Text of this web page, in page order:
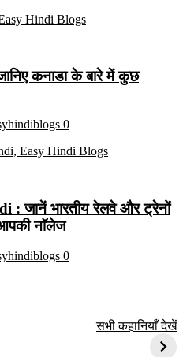
कनाडा के बारे में कुछ
0
जानें भारतीय रेलवे और ट्रेनों
नाॅलेज
0
ऐतिहासिक स्थान
सभी कहानियाँ देखें